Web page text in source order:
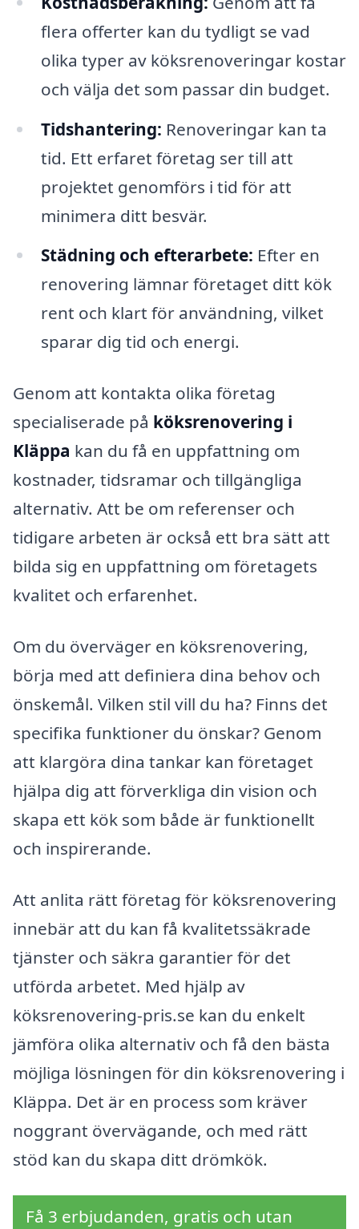
flera offerter kan du tydligt se vad
olika typer av köksrenoveringar kostar
och välja det som passar din budget.
Tidshantering: Renoveringar kan ta
tid. Ett erfaret företag ser till att
projektet genomförs i tid för att
minimera ditt besvär.
Städning och efterarbete: Efter en
renovering lämnar företaget ditt kök
rent och klart för användning, vilket
sparar dig tid och energi.
Genom att kontakta olika företag
specialiserade på köksrenovering i
Kläppa kan du få en uppfattning om
kostnader, tidsramar och tillgängliga
alternativ. Att be om referenser och
tidigare arbeten är också ett bra sätt att
bilda sig en uppfattning om företagets
kvalitet och erfarenhet.
Om du överväger en köksrenovering,
börja med att definiera dina behov och
önskemål. Vilken stil vill du ha? Finns det
specifika funktioner du önskar? Genom
att klargöra dina tankar kan företaget
hjälpa dig att förverkliga din vision och
skapa ett kök som både är funktionellt
och inspirerande.
Att anlita rätt företag för köksrenovering
innebär att du kan få kvalitetssäkrade
tjänster och säkra garantier för det
utförda arbetet. Med hjälp av
köksrenovering-pris.se kan du enkelt
jämföra olika alternativ och få den bästa
möjliga lösningen för din köksrenovering i
Kläppa. Det är en process som kräver
noggrant övervägande, och med rätt
stöd kan du skapa ditt drömkök.
Få 3 erbjudanden, gratis och utan